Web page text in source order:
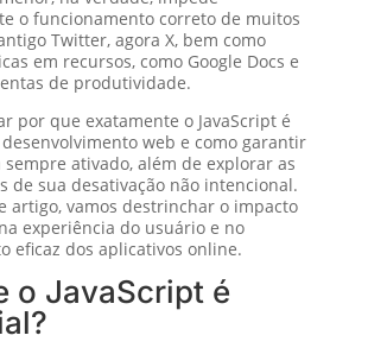
o funcionamento correto de muitos
Twitter, agora X, bem como
em recursos, como Google Docs e
de produtividade.
por que exatamente o JavaScript é
web e como garantir
ativado, além de explorar as
de sua desativação não intencional.
artigo, vamos destrinchar o impacto
experiência do usuário e no
eficaz dos aplicativos online.
o JavaScript é